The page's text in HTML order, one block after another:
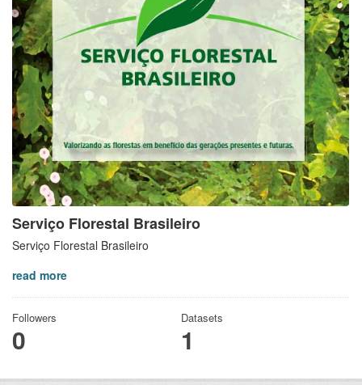
Serviço Florestal Brasileiro
Serviço Florestal Brasileiro
read more
Followers
0
Datasets
1